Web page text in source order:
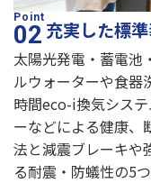
充実した標
太陽光発電・蓄電池
ルウォーターや食器
時間eco-i換気シス
ーなどによる健康、
法と減震ブレーキや
る耐震・防蟻性の5